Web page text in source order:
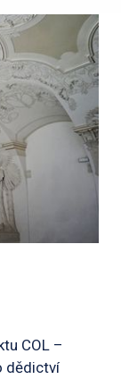
COL –
dědictví